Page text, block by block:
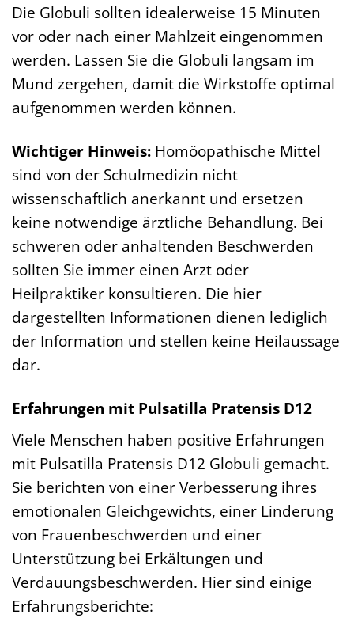
Die Globuli sollten idealerweise 15 Minuten
vor oder nach einer Mahlzeit eingenommen
werden. Lassen Sie die Globuli langsam im
Mund zergehen, damit die Wirkstoffe optimal
aufgenommen werden können.
Wichtiger Hinweis: Homöopathische Mittel
sind von der Schulmedizin nicht
wissenschaftlich anerkannt und ersetzen
keine notwendige ärztliche Behandlung. Bei
schweren oder anhaltenden Beschwerden
sollten Sie immer einen Arzt oder
Heilpraktiker konsultieren. Die hier
dargestellten Informationen dienen lediglich
der Information und stellen keine Heilaussage
dar.
Erfahrungen mit Pulsatilla Pratensis D12
Viele Menschen haben positive Erfahrungen
mit Pulsatilla Pratensis D12 Globuli gemacht.
Sie berichten von einer Verbesserung ihres
emotionalen Gleichgewichts, einer Linderung
von Frauenbeschwerden und einer
Unterstützung bei Erkältungen und
Verdauungsbeschwerden. Hier sind einige
Erfahrungsberichte: